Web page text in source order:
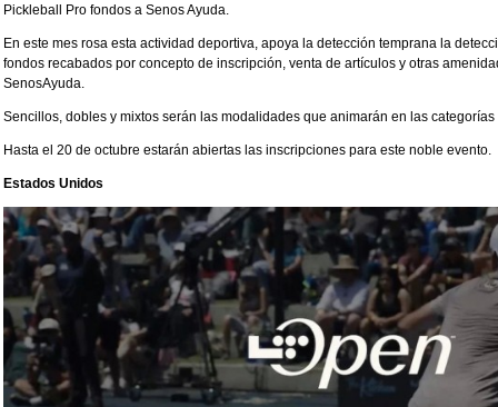
Pickleball Pro fondos a Senos Ayuda.
En este mes rosa esta actividad deportiva, apoya la detección temprana la
fondos recabados por concepto de inscripción, venta de artículos y otras
SenosAyuda.
Sencillos, dobles y mixtos serán las modalidades que animarán en las
Hasta el 20 de octubre estarán abiertas las inscripciones para este noble evento.
Estados Unidos